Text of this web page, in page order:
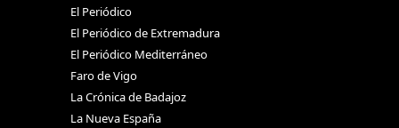
El Periódico
El Periódico de Extremadura
El Periódico Mediterráneo
Faro de Vigo
La Crónica de Badajoz
La Nueva España